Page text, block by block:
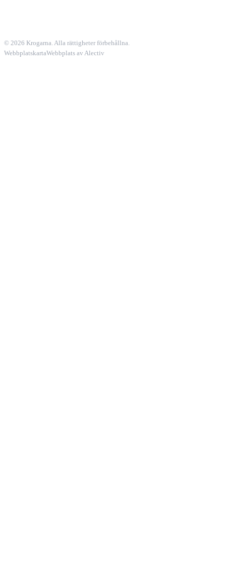
© 2026 Krogarna. Alla rättigheter förbehållna.
WebbplatskartaWebbplats av Alectiv